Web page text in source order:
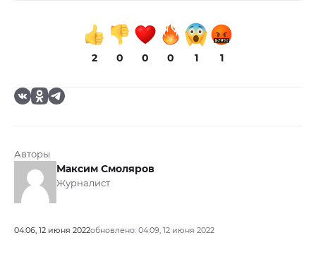
2 0 0 0 1 1
Авторы
Максим Смоляров
Журналист
04:06, 12 июня 2022обновлено: 04:09, 12 июня 2022